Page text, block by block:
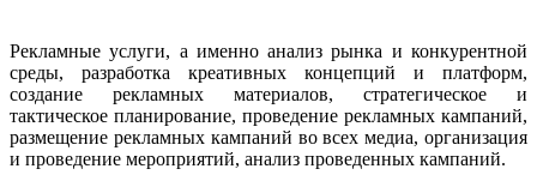
Рекламные услуги, а именно анализ рынка и конкурентной
среды, разработка креативных концепций и платформ,
создание рекламных материалов, стратегическое и
тактическое планирование, проведение рекламных кампаний,
размещение рекламных кампаний во всех медиа, организация
и проведение мероприятий, анализ проведенных кампаний.